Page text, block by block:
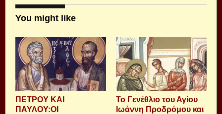
You might like
ΠΕΤΡΟΥ ΚΑΙ
ΠΑΥΛΟΥ:ΟΙ
Το Γενέθλιο του Αγίου
Ιωάννη Προδρόμου και